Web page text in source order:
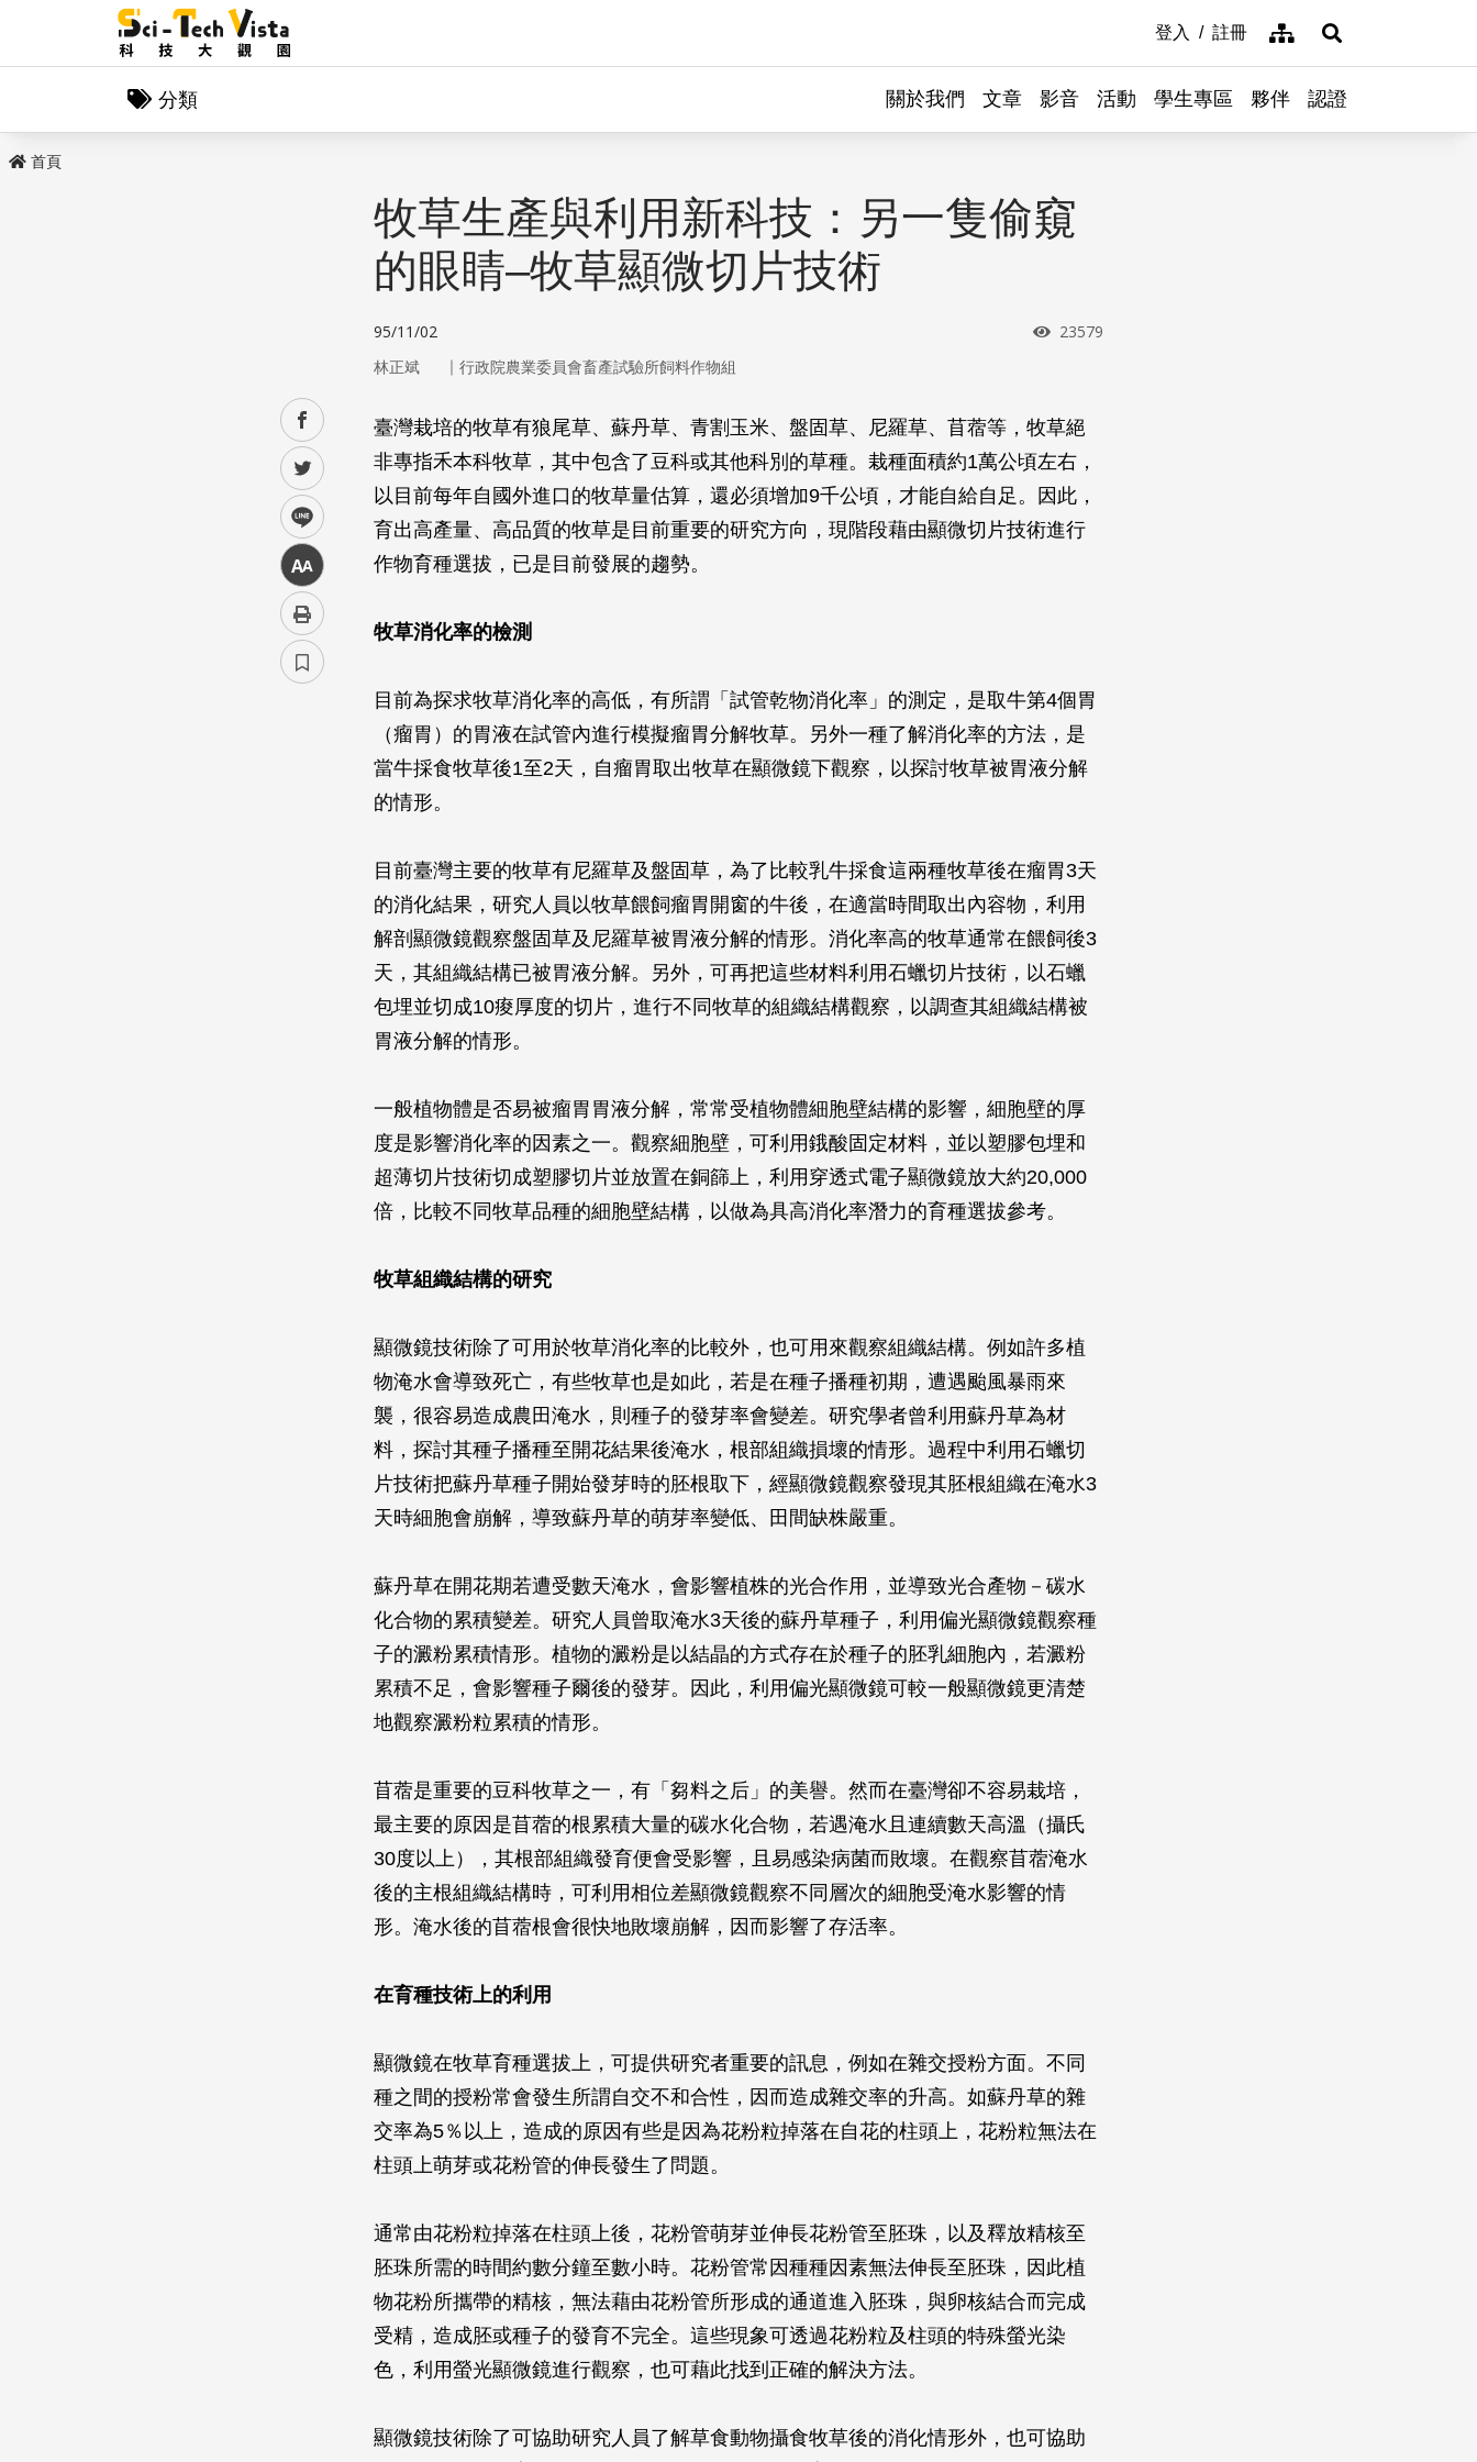
登入 註冊 網站導覽展開搜尋
分類 關於我們 文章 影音 活動 學生專區 夥伴 認證
首頁
facebook
twitter
line
中
牧草生產與利用新科技：另一隻偷窺
的眼睛–牧草顯微切片技術
95/11/02 瀏覽次數
23579
林正斌 ｜ 行政院農業委員會畜產試驗所飼料作物組
臺灣栽培的牧草有狼尾草、蘇丹草、青割玉米、盤固草、尼羅草、苜蓿等，牧草絕
非專指禾本科牧草，其中包含了豆科或其他科別的草種。栽種面積約1萬公頃左右，
以目前每年自國外進口的牧草量估算，還必須增加9千公頃，才能自給自足。因此，
育出高產量、高品質的牧草是目前重要的研究方向，現階段藉由顯微切片技術進行
作物育種選拔，已是目前發展的趨勢。
牧草消化率的檢測
目前為探求牧草消化率的高低，有所謂「試管乾物消化率」的測定，是取牛第4個胃
（瘤胃）的胃液在試管內進行模擬瘤胃分解牧草。另外一種了解消化率的方法，是
當牛採食牧草後1至2天，自瘤胃取出牧草在顯微鏡下觀察，以探討牧草被胃液分解
的情形。
目前臺灣主要的牧草有尼羅草及盤固草，為了比較乳牛採食這兩種牧草後在瘤胃3天
的消化結果，研究人員以牧草餵飼瘤胃開窗的牛後，在適當時間取出內容物，利用
解剖顯微鏡觀察盤固草及尼羅草被胃液分解的情形。消化率高的牧草通常在餵飼後3
天，其組織結構已被胃液分解。另外，可再把這些材料利用石蠟切片技術，以石蠟
包埋並切成10痠厚度的切片，進行不同牧草的組織結構觀察，以調查其組織結構被
胃液分解的情形。
一般植物體是否易被瘤胃胃液分解，常常受植物體細胞壁結構的影響，細胞壁的厚
度是影響消化率的因素之一。觀察細胞壁，可利用鋨酸固定材料，並以塑膠包埋和
超薄切片技術切成塑膠切片並放置在銅篩上，利用穿透式電子顯微鏡放大約20,000
倍，比較不同牧草品種的細胞壁結構，以做為具高消化率潛力的育種選拔參考。
牧草組織結構的研究
顯微鏡技術除了可用於牧草消化率的比較外，也可用來觀察組織結構。例如許多植
物淹水會導致死亡，有些牧草也是如此，若是在種子播種初期，遭遇颱風暴雨來
襲，很容易造成農田淹水，則種子的發芽率會變差。研究學者曾利用蘇丹草為材
料，探討其種子播種至開花結果後淹水，根部組織損壞的情形。過程中利用石蠟切
片技術把蘇丹草種子開始發芽時的胚根取下，經顯微鏡觀察發現其胚根組織在淹水3
天時細胞會崩解，導致蘇丹草的萌芽率變低、田間缺株嚴重。
蘇丹草在開花期若遭受數天淹水，會影響植株的光合作用，並導致光合產物－碳水
化合物的累積變差。研究人員曾取淹水3天後的蘇丹草種子，利用偏光顯微鏡觀察種
子的澱粉累積情形。植物的澱粉是以結晶的方式存在於種子的胚乳細胞內，若澱粉
累積不足，會影響種子爾後的發芽。因此，利用偏光顯微鏡可較一般顯微鏡更清楚
地觀察澱粉粒累積的情形。
苜蓿是重要的豆科牧草之一，有「芻料之后」的美譽。然而在臺灣卻不容易栽培，
最主要的原因是苜蓿的根累積大量的碳水化合物，若遇淹水且連續數天高溫（攝氏
30度以上），其根部組織發育便會受影響，且易感染病菌而敗壞。在觀察苜蓿淹水
後的主根組織結構時，可利用相位差顯微鏡觀察不同層次的細胞受淹水影響的情
形。淹水後的苜蓿根會很快地敗壞崩解，因而影響了存活率。
在育種技術上的利用
顯微鏡在牧草育種選拔上，可提供研究者重要的訊息，例如在雜交授粉方面。不同
種之間的授粉常會發生所謂自交不和合性，因而造成雜交率的升高。如蘇丹草的雜
交率為5％以上，造成的原因有些是因為花粉粒掉落在自花的柱頭上，花粉粒無法在
柱頭上萌芽或花粉管的伸長發生了問題。
通常由花粉粒掉落在柱頭上後，花粉管萌芽並伸長花粉管至胚珠，以及釋放精核至
胚珠所需的時間約數分鐘至數小時。花粉管常因種種因素無法伸長至胚珠，因此植
物花粉所攜帶的精核，無法藉由花粉管所形成的通道進入胚珠，與卵核結合而完成
受精，造成胚或種子的發育不完全。這些現象可透過花粉粒及柱頭的特殊螢光染
色，利用螢光顯微鏡進行觀察，也可藉此找到正確的解決方法。
顯微鏡技術除了可協助研究人員了解草食動物攝食牧草後的消化情形外，也可協助